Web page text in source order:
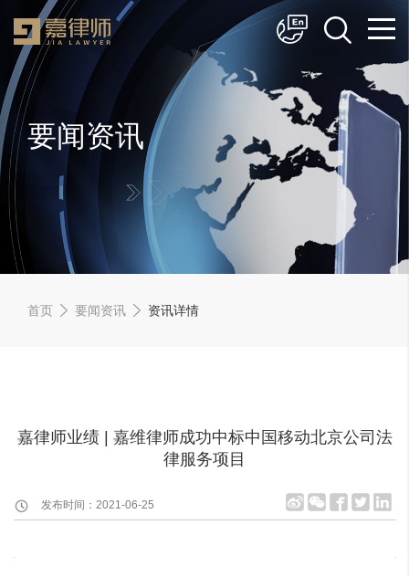
简体中文
English
要闻资讯
首页 要闻资讯 资讯详情
嘉律师业绩 | 嘉维律师成功中标中国移动北京公司法
律服务项目
发布时间：2021-06-25